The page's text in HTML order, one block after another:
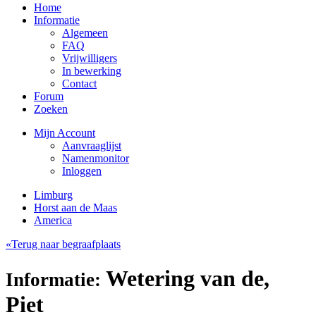
Home
Informatie
Algemeen
FAQ
Vrijwilligers
In bewerking
Contact
Forum
Zoeken
Mijn Account
Aanvraaglijst
Namenmonitor
Inloggen
Limburg
Horst aan de Maas
America
«Terug naar begraafplaats
Informatie: Wetering van de,
Piet